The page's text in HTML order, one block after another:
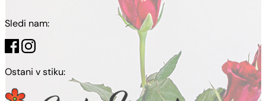
Sledi nam:
Ostani v stiku: